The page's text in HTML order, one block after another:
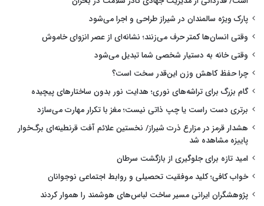
پارک ویژه سالمندان در شیراز طراحی و اجرا می‌شود
وقتی انسان‌ها کمتر حرف می‌زنند؛ نشانه‌ای از عصر انزوای خاموش
وقتی خانه به دستیار شخصی شما تبدیل می‌شود
چرا حفظ کاهش وزن این‌قدر سخت است؟
گام بزرگ برای تراشه‌های نوری؛ هدایت نور بدون ساختارهای پیچیده
برتری دست راست یا چپ ذاتی نیست؛ مغز با تکرار مهارت می‌سازد
هشدار قرمز در مزارع ذرت شیراز/ نخستین علائم آفت قرنطینه‌ای برگ‌خوار
پاییزه مشاهده شد
امید تازه برای جلوگیری از بازگشت سرطان
خواب کافی؛ کلید موفقیت تحصیلی و روابط اجتماعی نوجوانان
پژوهشگران ایرانی مسیر ساخت لباس‌های هوشمند را هموار کردند